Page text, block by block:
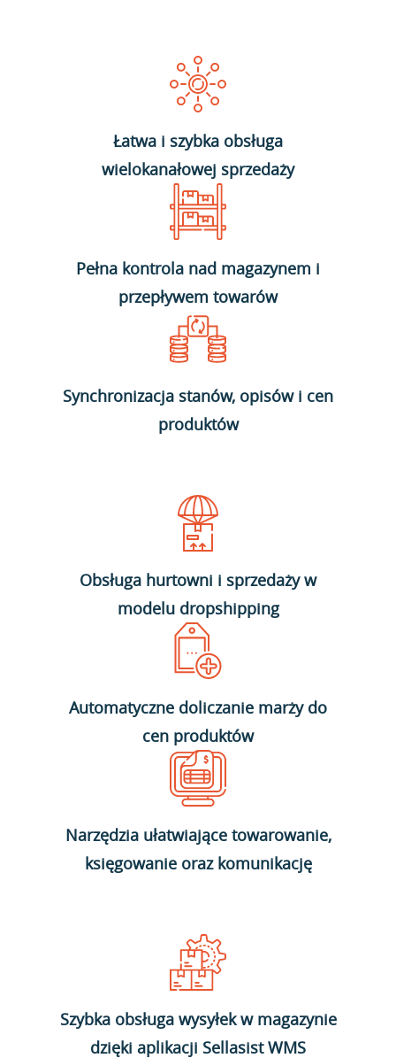
Łatwa i szybka obsługa
wielokanałowej sprzedaży
Pełna kontrola nad magazynem i
przepływem towarów
Synchronizacja stanów, opisów i cen
produktów
Obsługa hurtowni i sprzedaży w
modelu dropshipping
Automatyczne doliczanie marży do
cen produktów
Narzędzia ułatwiające towarowanie,
księgowanie oraz komunikację
Szybka obsługa wysyłek w magazynie
dzięki aplikacji Sellasist WMS